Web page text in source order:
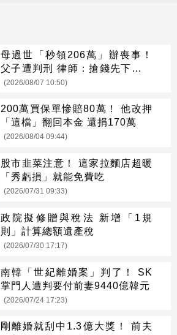
母過世「秒領206萬」辦喪事！
父子遭判刑 律師：搶錢先下手是
罪
(2026/08/07 10:50)
200萬買保單慘賠80萬！ 他改押
「這檔」翻回本金 還捐170萬
(2026/08/04 09:44)
股市韭菜注意！ 這家拉麵店超暖
「秀虧損」就能免費吃
(2026/07/31 09:33)
政院擬修贈與稅法 新增「1規
則」計算總額遺產稅
(2026/07/30 17:17)
南韓「世紀離婚案」判了！ SK
掌門人遭判要付前妻9440億韓元
(2026/07/24 17:23)
剛離婚就刮中1.3億大獎！ 前夫